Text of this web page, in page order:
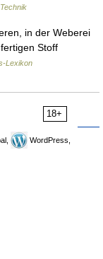
in der Weberei
Stoff
Lexikon
18+
WordPress,